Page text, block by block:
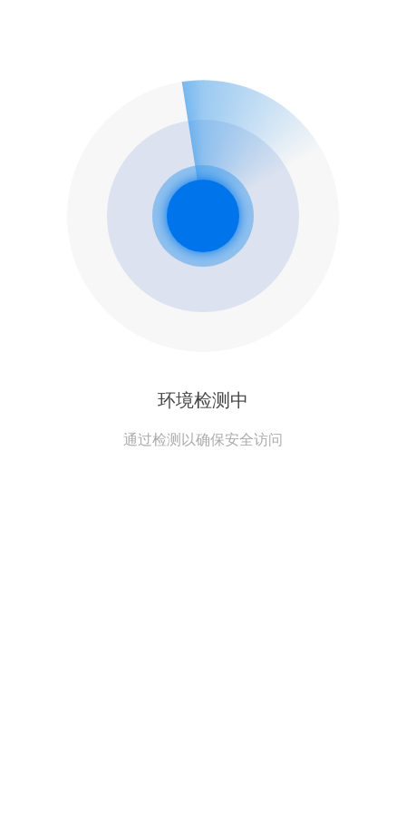
环境检测中
通过检测以确保安全访问